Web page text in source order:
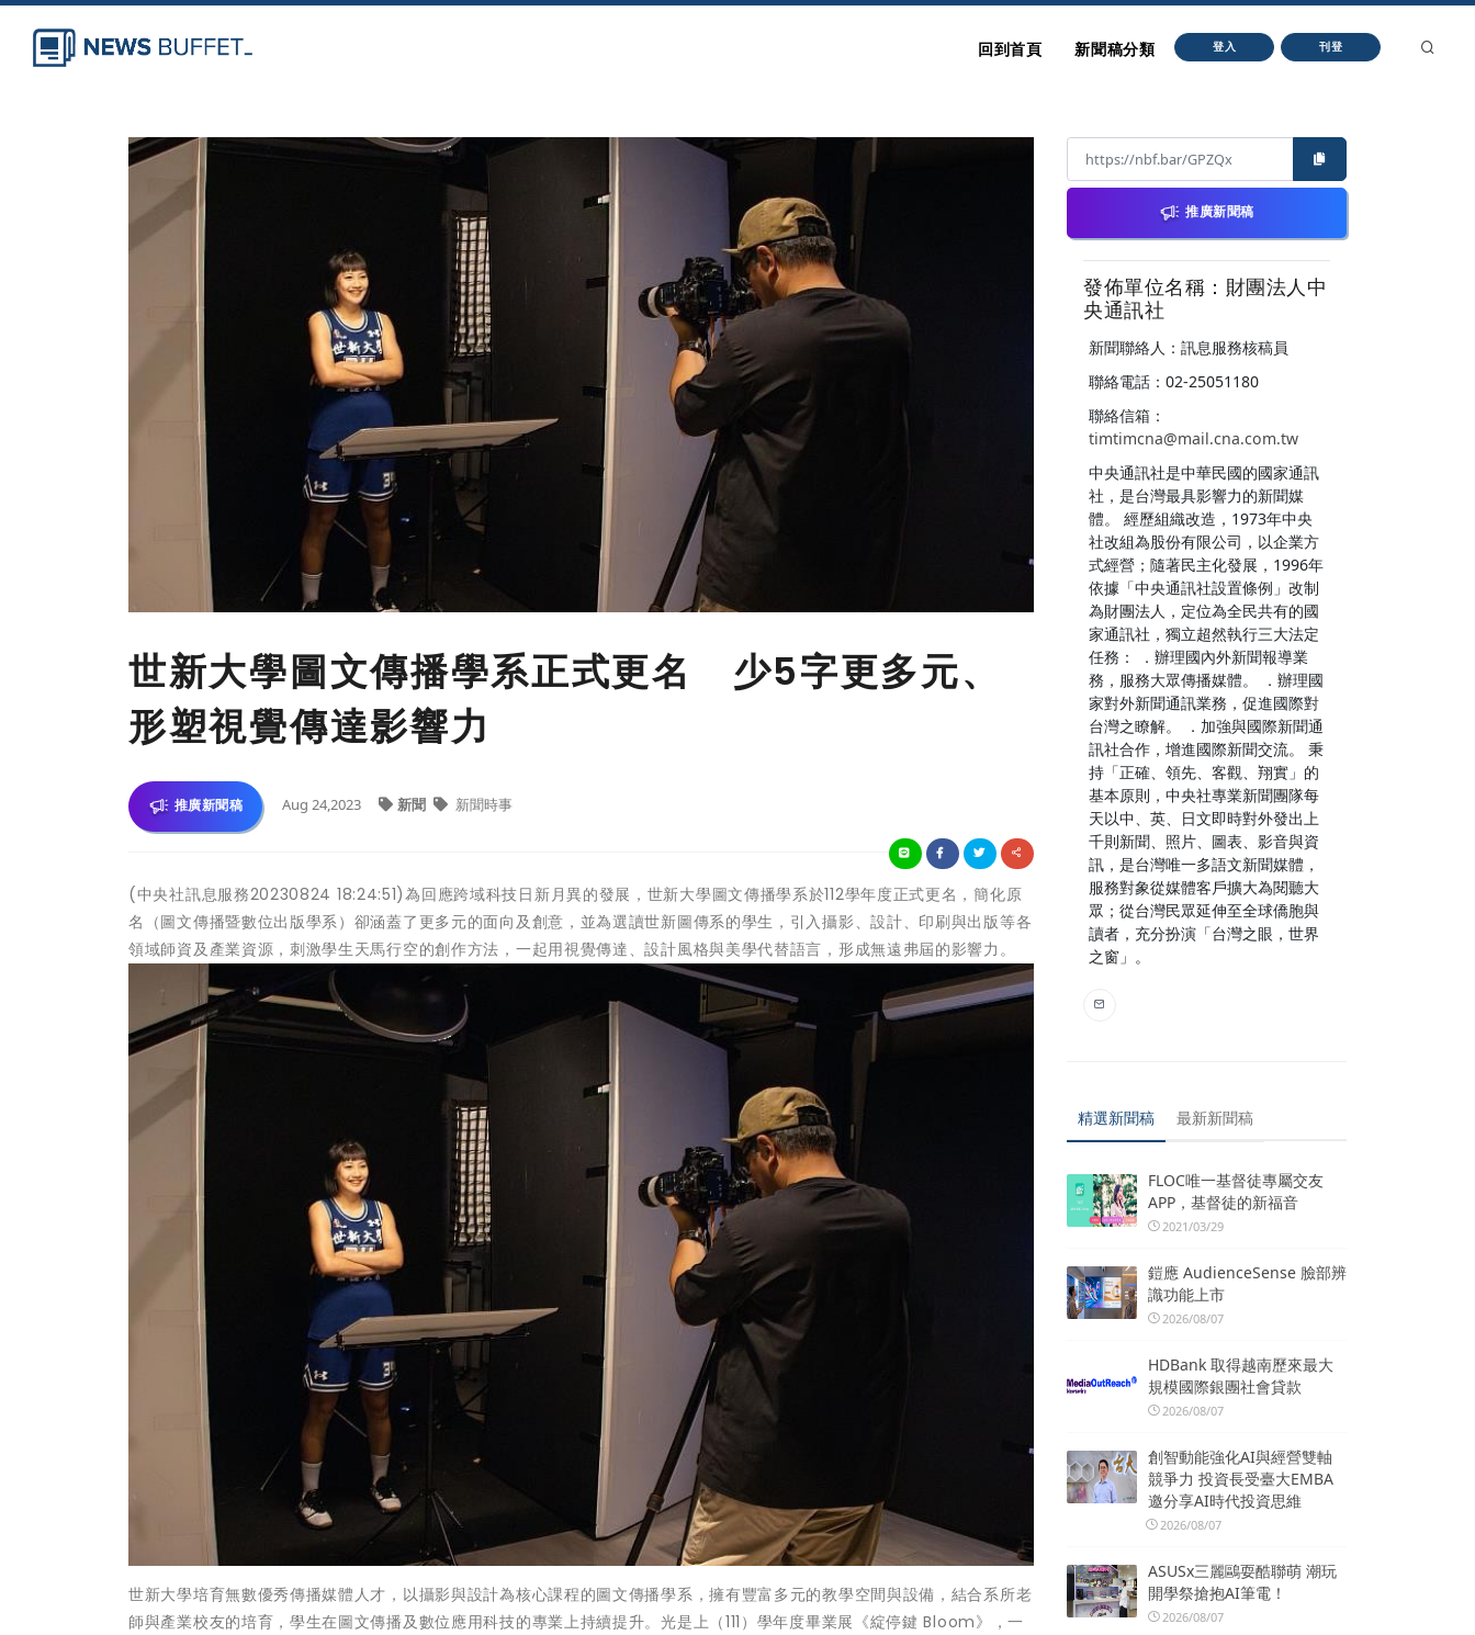
回到首頁 新聞稿分類 登入 刊登
世新大學圖文傳播學系正式更名 少5字更多元、
形塑視覺傳達影響力
推廣新聞稿 Aug 24,2023 新聞 新聞時事
(中央社訊息服務20230824 18:24:51)為回應跨域科技日新月異的發展，世新大學圖文傳播學系於112學年度正式更名，簡化原
名（圖文傳播暨數位出版學系）卻涵蓋了更多元的面向及創意，並為選讀世新圖傳系的學生，引入攝影、設計、印刷與出版等各
領域師資及產業資源，刺激學生天馬行空的創作方法，一起用視覺傳達、設計風格與美學代替語言，形成無遠弗屆的影響力。
世新大學培育無數優秀傳播媒體人才，以攝影與設計為核心課程的圖文傳播學系，擁有豐富多元的教學空間與設備，結合系所老
師與產業校友的培育，學生在圖文傳播及數位應用科技的專業上持續提升。光是上（111）學年度畢業展《綻停鍵 Bloom》，一
推廣新聞稿
發佈單位名稱：財團法人中
央通訊社
新聞聯絡人：訊息服務核稿員
聯絡電話：02-25051180
聯絡信箱：
timtimcna@mail.cna.com.tw
中央通訊社是中華民國的國家通訊
社，是台灣最具影響力的新聞媒
體。 經歷組織改造，1973年中央
社改組為股份有限公司，以企業方
式經營；隨著民主化發展，1996年
依據「中央通訊社設置條例」改制
為財團法人，定位為全民共有的國
家通訊社，獨立超然執行三大法定
任務： ．辦理國內外新聞報導業
務，服務大眾傳播媒體。 ．辦理國
家對外新聞通訊業務，促進國際對
台灣之瞭解。 ．加強與國際新聞通
訊社合作，增進國際新聞交流。 秉
持「正確、領先、客觀、翔實」的
基本原則，中央社專業新聞團隊每
天以中、英、日文即時對外發出上
千則新聞、照片、圖表、影音與資
訊，是台灣唯一多語文新聞媒體，
服務對象從媒體客戶擴大為閱聽大
眾；從台灣民眾延伸至全球僑胞與
讀者，充分扮演「台灣之眼，世界
之窗」。
精選新聞稿 最新新聞稿
FLOC唯一基督徒專屬交友
APP，基督徒的新福音
2021/03/29
鎧應 AudienceSense 臉部辨
識功能上市
2026/08/07
HDBank 取得越南歷來最大
規模國際銀團社會貸款
2026/08/07
創智動能強化AI與經營雙軸
競爭力 投資長受臺大EMBA
邀分享AI時代投資思維
2026/08/07
ASUSx三麗鷗耍酷聯萌 潮玩
開學祭搶抱AI筆電！
2026/08/07